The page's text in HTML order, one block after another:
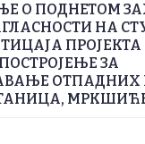
О ПОДНЕТОМ
НА
ЗА
ОТПАДНИХ